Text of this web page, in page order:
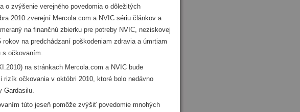
zvýšenie verejného povedomia o dôležitých
2010 zverejní Mercola.com a NVIC sériu článkov a
na finančnú zbierku pre potreby NVIC, neziskovej
na predchádzaní poškodeniam zdravia a úmrtiam
s očkovaním.
na stránkach Mercola.com a NVIC bude
očkovania v októbri 2010, ktoré bolo nedávno
Gardasilu.
túto jeseň pomôže zvýšiť povedomie mnohých